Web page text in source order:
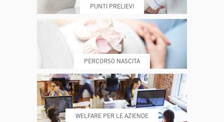
PRENOTA MY POLI
REFERTI REPARTI
PUNTI PRELIEVI
PERCORSO NASCITA
WELFARE PER LE AZIENDE